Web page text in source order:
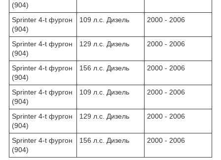
(904)
Sprinter 4-t фургон
(904)
109 л.с. Дизель 2000 - 2006
Sprinter 4-t фургон
(904)
129 л.с. Дизель 2000 - 2006
Sprinter 4-t фургон
(904)
156 л.с. Дизель 2000 - 2006
Sprinter 4-t фургон
(904)
109 л.с. Дизель 2000 - 2006
Sprinter 4-t фургон
(904)
129 л.с. Дизель 2000 - 2006
Sprinter 4-t фургон
(904)
156 л.с. Дизель 2000 - 2006